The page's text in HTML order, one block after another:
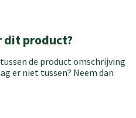
dit product?
de product omschrijving
er niet tussen? Neem dan